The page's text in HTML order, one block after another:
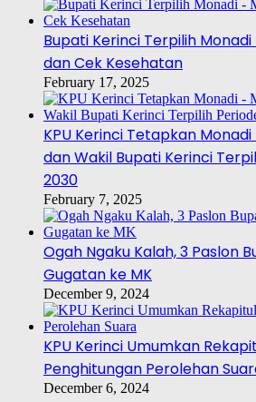
Bupati Kerinci Terpilih
dan Cek Kesehatan
February 17, 2025
KPU Kerinci Tetapkan
dan Wakil Bupati Kerinci
2030
February 7, 2025
Ogah Ngaku Kalah, 3 Paslon
Gugatan ke MK
December 9, 2024
KPU Kerinci Umumkan
Penghitungan Perolehan
December 6, 2024